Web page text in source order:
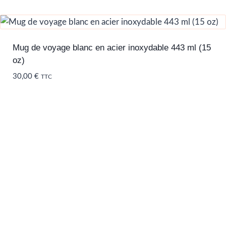
Mug de voyage blanc en acier inoxydable 443 ml (15
oz)
30,00 € TTC